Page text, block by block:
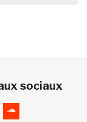
sociaux